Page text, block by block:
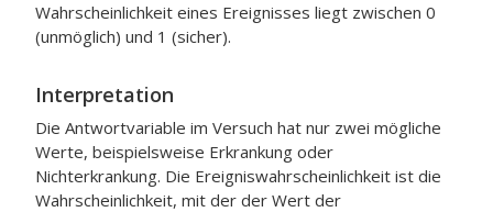
Wahrscheinlichkeit eines Ereignisses liegt zwischen 0
(unmöglich) und 1 (sicher).
Interpretation
Die Antwortvariable im Versuch hat nur zwei mögliche
Werte, beispielsweise Erkrankung oder
Nichterkrankung. Die Ereigniswahrscheinlichkeit ist die
Wahrscheinlichkeit, mit der der Wert der